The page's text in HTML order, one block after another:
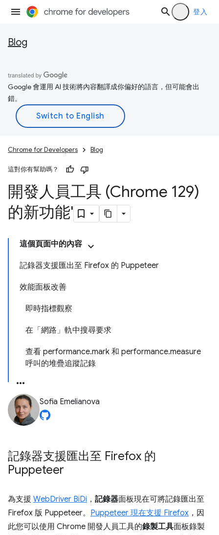
登入
Blog
Google 會運用 AI 技術將內容翻譯成你偏好的語言，但可能會出
錯。
Chrome for Developers Blog
這對你有幫助嗎？
開發人員工具 (Chrome 129)
的新功能'
這個頁面中的內容
記錄器支援匯出至 Firefox 的 Puppeteer
效能面板改善
即時指標觀察
在「網路」軌中搜尋要求
查看 performance.mark 和 performance.measure
呼叫的堆疊追蹤記錄
Sofia Emelianova
記錄器支援匯出至 Firefox 的
Puppeteer
為支援 WebDriver BiDi ， 記錄器面板現在可將記錄匯出至
Firefox 版 Puppeteer。 Puppeteer 現在支援 Firefox ，因
此您可以使用 Chrome 開發人員工具的錄製工具面板錄製